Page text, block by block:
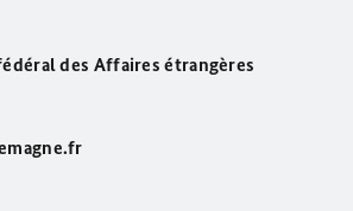
des Affaires étrangères